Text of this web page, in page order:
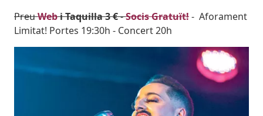
PreuWebi Taquilla 3 €-Socis Gratuït!- Aforament
Limitat! Portes 19:30h - Concert 20h